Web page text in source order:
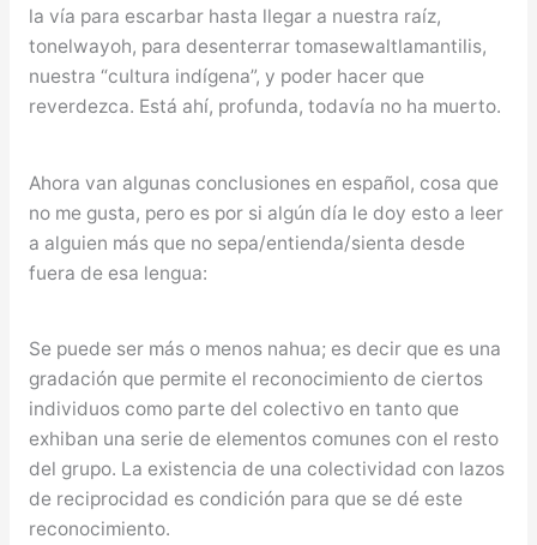
la vía para escarbar hasta llegar a nuestra raíz,
tonelwayoh, para desenterrar tomasewaltlamantilis,
nuestra “cultura indígena”, y poder hacer que
reverdezca. Está ahí, profunda, todavía no ha muerto.
Ahora van algunas conclusiones en español, cosa que
no me gusta, pero es por si algún día le doy esto a leer
a alguien más que no sepa/entienda/sienta desde
fuera de esa lengua:
Se puede ser más o menos nahua; es decir que es una
gradación que permite el reconocimiento de ciertos
individuos como parte del colectivo en tanto que
exhiban una serie de elementos comunes con el resto
del grupo. La existencia de una colectividad con lazos
de reciprocidad es condición para que se dé este
reconocimiento.